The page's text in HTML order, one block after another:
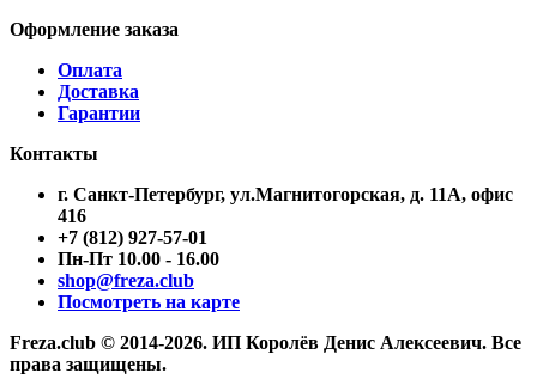
Оформление заказа
Оплата
Доставка
Гарантии
Контакты
г. Санкт-Петербург, ул.Магнитогорская, д. 11А, офис
416
+7 (812) 927-57-01
Пн-Пт 10.00 - 16.00
shop@freza.club
Посмотреть на карте
Freza.club © 2014-2026. ИП Королёв Денис Алексеевич. Все
права защищены.